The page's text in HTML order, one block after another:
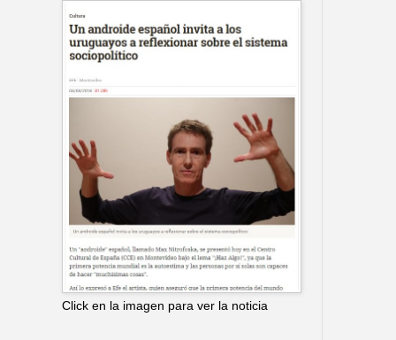
Click en la imagen para ver la noticia